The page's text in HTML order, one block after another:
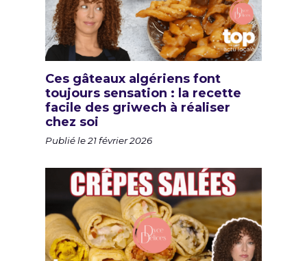
Ces gâteaux algériens font
toujours sensation : la recette
facile des griwech à réaliser
chez soi
Publié le 21 février 2026